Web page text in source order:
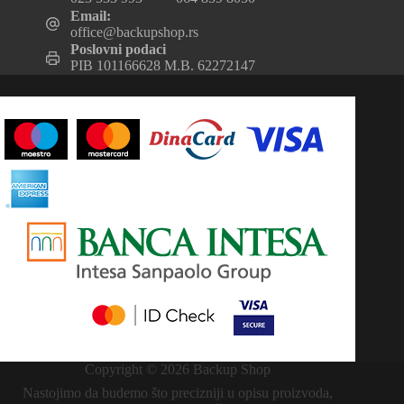
Email:
office@backupshop.rs
Poslovni podaci
PIB 101166628 M.B. 62272147
Copyright © 2026 Backup Shop
Nastojimo da budemo što precizniji u opisu proizvoda,